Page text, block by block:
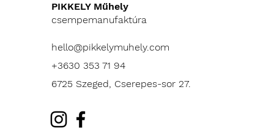
Szélesség: 140 mm
Magasság: 60-70 mm
Minden termékünk
mosogatógépben tisztítható, és
mikrohullámú sütőben is
*Áraink bruttó árak.
PIKKELY Műhely
csempemanufaktúra
hello@pikkelymuhely.com
+3630 353 71 94
6725 Szeged, Cserepes-sor 27.